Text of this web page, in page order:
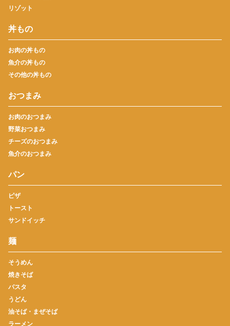
リゾット
丼もの
お肉の丼もの
魚介の丼もの
その他の丼もの
おつまみ
お肉のおつまみ
野菜おつまみ
チーズのおつまみ
魚介のおつまみ
パン
ピザ
トースト
サンドイッチ
麺
そうめん
焼きそば
パスタ
うどん
油そば・まぜそば
ラーメン